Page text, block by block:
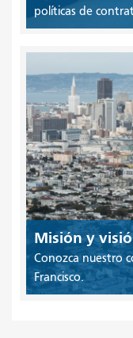
políticas de
Misión y
Conozca nuestro
Francisco.